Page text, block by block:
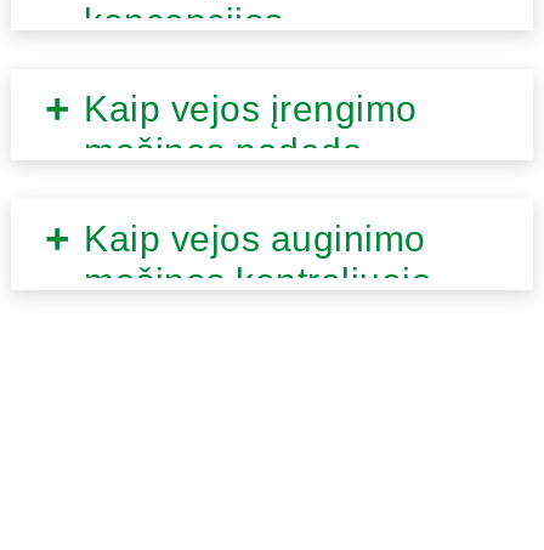
koncepcijos
profesionaliose vejos
įrengimo mašinose?
Kaip vejos įrengimo
mašinos padeda
suspausti dirvą?
Kaip vejos auginimo
mašinos kontroliuoja